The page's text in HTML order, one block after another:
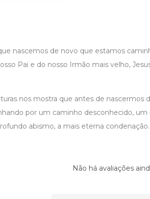
nascemos de novo que estamos
Pai e do nosso Irmão mais velho,
nos mostra que antes de nascermos
por um caminho desconhecido,
abismo, a mais eterna condenação.
Não há avaliações